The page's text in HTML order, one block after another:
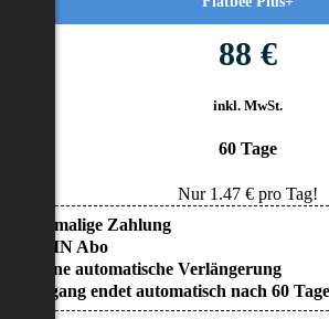
88 €
inkl. MwSt.
60 Tage
Nur 1.47€ pro Tag!
• Einmalige Zahlung
• KEIN Abo
• Keine automatische Verlängerung
• Zugang endet automatisch nach 60